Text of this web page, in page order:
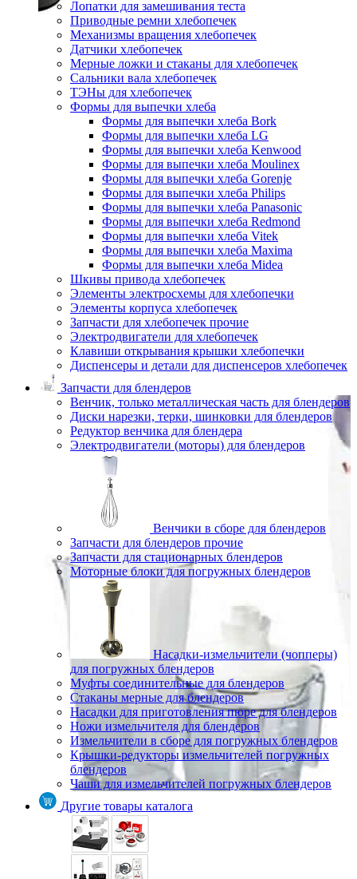
Лопатки для замешивания теста
Приводные ремни хлебопечек
Механизмы вращения хлебопечек
Датчики хлебопечек
Мерные ложки и стаканы для хлебопечек
Сальники вала хлебопечек
ТЭНы для хлебопечек
Формы для выпечки хлеба
Формы для выпечки хлеба Bork
Формы для выпечки хлеба LG
Формы для выпечки хлеба Kenwood
Формы для выпечки хлеба Moulinex
Формы для выпечки хлеба Gorenje
Формы для выпечки хлеба Philips
Формы для выпечки хлеба Panasonic
Формы для выпечки хлеба Redmond
Формы для выпечки хлеба Vitek
Формы для выпечки хлеба Maxima
Формы для выпечки хлеба Midea
Шкивы привода хлебопечек
Элементы электросхемы для хлебопечки
Элементы корпуса хлебопечек
Запчасти для хлебопечек прочие
Электродвигатели для хлебопечек
Клавиши открывания крышки хлебопечки
Диспенсеры и детали для диспенсеров хлебопечек
Запчасти для блендеров
Венчик, только металлическая часть для блендеров
Диски нарезки, терки, шинковки для блендеров
Редуктор венчика для блендера
Электродвигатели (моторы) для блендеров
Венчики в сборе для блендеров
Запчасти для блендеров прочие
Запчасти для стационарных блендеров
Моторные блоки для погружных блендеров
Насадки-измельчители (чопперы)
для погружных блендеров
Муфты соединительные для блендеров
Стаканы мерные для блендеров
Насадки для приготовления пюре для блендеров
Ножи измельчителя для блендеров
Измельчители в сборе для погружных блендеров
Крышки-редукторы измельчителей погружных
блендеров
Чаши для измельчителей погружных блендеров
Другие товары каталога